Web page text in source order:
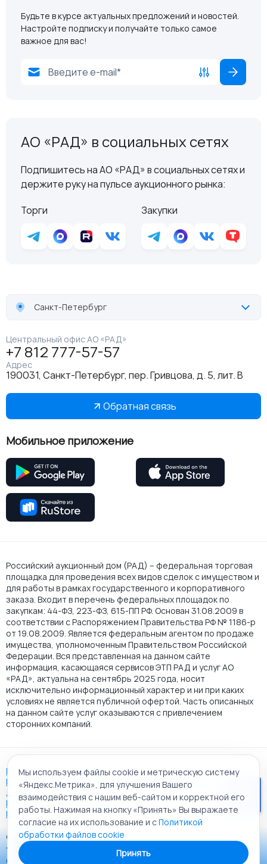
Будьте в курсе актуальных предложений и новостей.
Настройте подписку и получайте только самое
важное для вас!
АО «РАД» в социальных сетях
Подпишитесь на АО «РАД» в социальных сетях и
держите руку на пульсе аукционного рынка:
Торги
Закупки
Санкт-Петербург
Центральный офис АО «РАД»
+7 812 777-57-57
Адрес
190031, Санкт-Петербург, пер. Гривцова, д. 5, лит. В
Обратная связь
Мобильное приложение
Российский аукционный дом (РАД) – федеральная торговая
площадка для проведения всех видов сделок с имуществом и
для работы в рамках государственного и корпоративного
заказа. Входит в перечень федеральных площадок по
закупкам: 44-ФЗ, 223-ФЗ, 615-ПП РФ. Основан 31.08.2009 в
соответствии с Распоряжением Правительства РФ № 1186-р
от 19.08.2009. Является федеральным агентом по продаже
имущества, уполномоченным Правительством Российской
Федерации. Вся представленная на данном сайте
информация, касающаяся сервисов ЭТП РАД и услуг АО
«РАД», актуальна на сентябрь 2025 года, носит
исключительно информационный характер и ни при каких
условиях не является публичной офертой. Часть описанных
на данном сайте услуг оказываются с привлечением
сторонних компаний.
Пользовательское соглашение
Политика АО "РАД" в отношении обработки персональных
данных
Политика обработки файлов cookie
Карта сайта
© 2009 - 2026 АО «Российский аукционный дом»
универсальная торговая площадка. Все права защищены.
Создание сайта: Alt It Solutions
Мы используем файлы cookie и метрическую систему
«Яндекс.Метрика», для улучшения Вашего
взаимодействия с нашим веб-сайтом и корректной его
работы. Нажимая на кнопку «Принять» Вы выражаете
согласие на их использование и сПолитикой
обработки файлов cookie
Принять
Приложение «РАД Каталог»
Теперь у вас в кармане все торги ЭТП РАД Lot-online